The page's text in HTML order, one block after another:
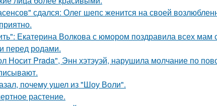
сдался: Олег шепс женится на своей
Екатерина Волкова с юмором поздравила всех мам
перед родами.
Носит Prada", Энн хэтэуэй, нарушила молчание по
почему ушел из "Шоу Воли".
растение.